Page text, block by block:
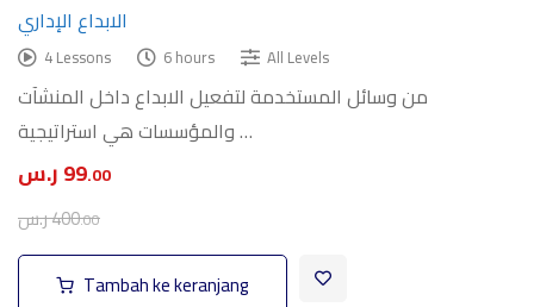
الابداع الإداري
4 Lessons 6 hours All Levels
من وسائل المستخدمة لتفعيل الابداع داخل المنشآت
والمؤسسات هي استراتيجية …
99.00 ر.س
400.00
ر.س
Tambah ke keranjang